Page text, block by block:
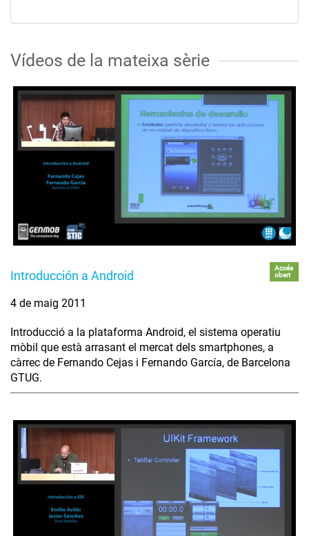
Vídeos de la mateixa sèrie
Introducción a Android
Accés
obert
4 de maig 2011
Introducció a la plataforma Android, el sistema operatiu
mòbil que està arrasant el mercat dels smartphones, a
càrrec de Fernando Cejas i Fernando García, de Barcelona
GTUG.